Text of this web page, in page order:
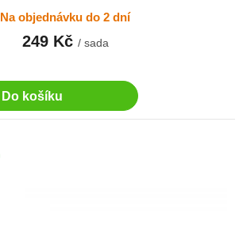
Na objednávku do 2 dní
249 Kč / sada
Do košíku